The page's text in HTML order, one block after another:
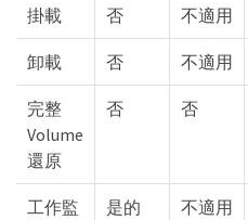
掛載 否 不適用
卸載 否 不適用
完整
Volume
還原
否 否
工作監
是的 不適用